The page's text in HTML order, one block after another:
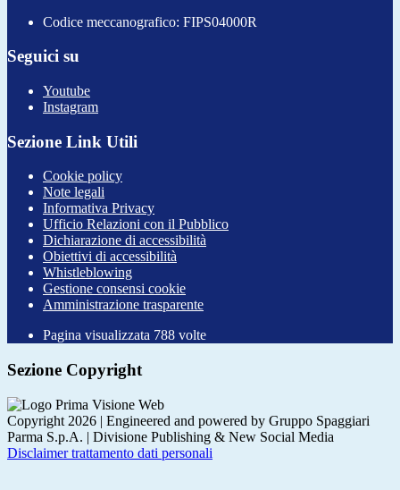
Codice meccanografico: FIPS04000R
Seguici su
Youtube
Instagram
Sezione Link Utili
Cookie policy
Note legali
Informativa Privacy
Ufficio Relazioni con il Pubblico
Dichiarazione di accessibilità
Obiettivi di accessibilità
Whistleblowing
Gestione consensi cookie
Amministrazione trasparente
Pagina visualizzata 788 volte
Sezione Copyright
Copyright 2026 | Engineered and powered by Gruppo Spaggiari
Parma S.p.A. | Divisione Publishing & New Social Media
Disclaimer trattamento dati personali